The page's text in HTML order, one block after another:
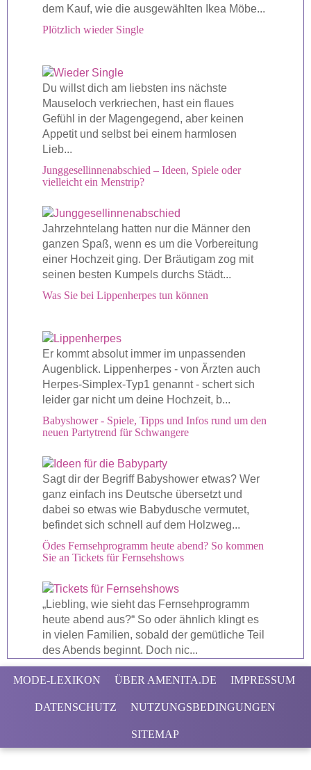
dem Kauf, wie die ausgewählten Ikea Möbe...
Plötzlich wieder Single
Du willst dich am liebsten ins nächste
Mauseloch verkriechen, hast ein flaues
Gefühl in der Magengegend, aber keinen
Appetit und selbst bei einem harmlosen
Lieb...
Junggesellinnenabschied – Ideen, Spiele oder
vielleicht ein Menstrip?
Jahrzehntelang hatten nur die Männer den
ganzen Spaß, wenn es um die Vorbereitung
einer Hochzeit ging. Der Bräutigam zog mit
seinen besten Kumpels durchs Städt...
Was Sie bei Lippenherpes tun können
Er kommt absolut immer im unpassenden
Augenblick. Lippenherpes - von Ärzten auch
Herpes-Simplex-Typ1 genannt - schert sich
leider gar nicht um deine Hochzeit, b...
Babyshower - Spiele, Tipps und Infos rund um den
neuen Partytrend für Schwangere
Sagt dir der Begriff Babyshower etwas? Wer
ganz einfach ins Deutsche übersetzt und
dabei so etwas wie Babydusche vermutet,
befindet sich schnell auf dem Holzweg...
Ödes Fernsehprogramm heute abend? So kommen
Sie an Tickets für Fernsehshows
„Liebling, wie sieht das Fernsehprogramm
heute abend aus?“ So oder ähnlich klingt es
in vielen Familien, sobald der gemütliche Teil
des Abends beginnt. Doch nic...
MODE-LEXIKON ÜBER AMENITA.DE IMPRESSUM
DATENSCHUTZ NUTZUNGSBEDINGUNGEN
SITEMAP